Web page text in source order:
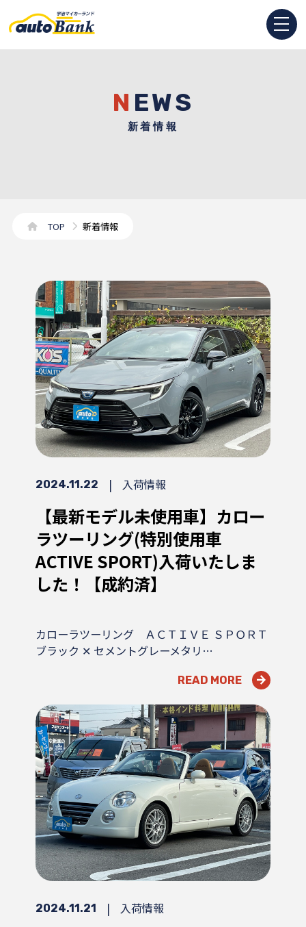
NEWS
新着情報
TOP 新着情報
2024.11.22 | 入荷情報
【最新モデル未使用車】カロー
ラツーリング(特別使用車
ACTIVE SPORT)入荷いたしま
した！【成約済】
カローラツーリング ＡＣＴＩＶＥ ＳＰＯＲＴ
ブラック ✕ セメントグレーメタリ…
READ MORE
2024.11.21 | 入荷情報